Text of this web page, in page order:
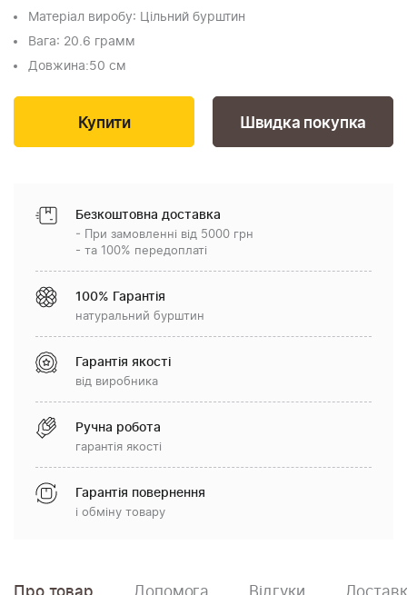
Матеріал виробу: Цільний бурштин
Вага: 20.6 грамм
Довжина:50 см
Швидка покупка
Безкоштовна доставка
- При замовленні від 5000 грн
- та 100% передоплаті
100% Гарантія
натуральний бурштин
Гарантія якості
від виробника
Ручна робота
гарантія якості
Гарантія повернення
і обміну товару
Про товар Допомога Відгуки